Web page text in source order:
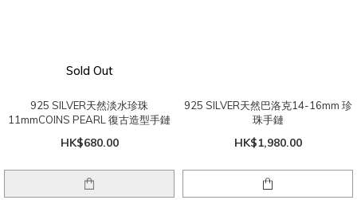
Sold Out
925 SILVER天然淡水珍珠
11mmCOINS PEARL 復古造型手鏈
HK$680.00
925 SILVER天然巴洛克14-16mm 珍
珠手鏈
HK$1,980.00